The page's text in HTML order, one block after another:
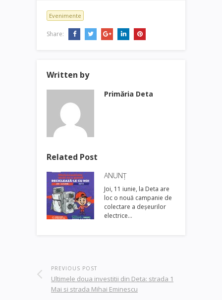
Evenimente
Share:
Written by
Primăria Deta
Related Post
ANUNȚ
Joi, 11 iunie, la Deta are
loc o nouă campanie de
colectare a deșeurilor
electrice…
PREVIOUS POST
Ultimele doua investitii din Deta: strada 1
Mai si strada Mihai Eminescu